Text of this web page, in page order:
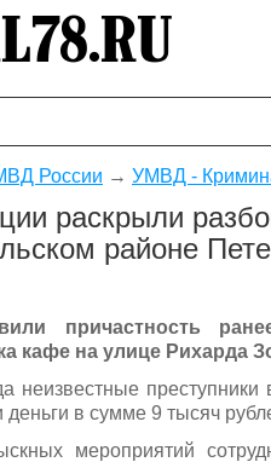
России → УМВД -
раскрыли
районе
причастность
кафе на улице Рихарда
неизвестные
деньги в сумме 9 тысяч
мероприятий